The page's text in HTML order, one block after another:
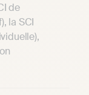
de
la SCI